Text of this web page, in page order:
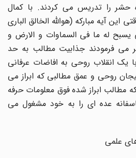
را تدریس می کردند. با کمال
آیه مبارکه (هوالله الخالق الباری
یسبح له ما فی السماوات و الارض و
می فرمودند جذابیت مطالب به حد
انقلاب روحی به افاضات عرفانی
روحی و عمق مطالبی که ابراز می
ابراز شده فوق معلومات حرفه
عده ای را به خود مشغول می
علمی